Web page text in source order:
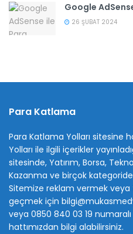
Google
26 ŞUBAT 2024
Para Katlama
Para Katlama Yolları sitesine
Yolları ile ilgili içerikler
sitesinde, Yatırım, Borsa,
Kazanma ve birçok
Sitemize reklam vermek veya
geçmek için
veya 0850 840 03 19
hattımızdan bilgi alabilirsiniz.